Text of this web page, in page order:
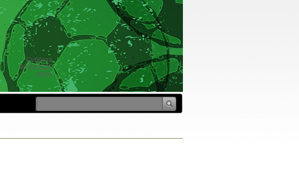
Суббота
08.08.2026
00:01